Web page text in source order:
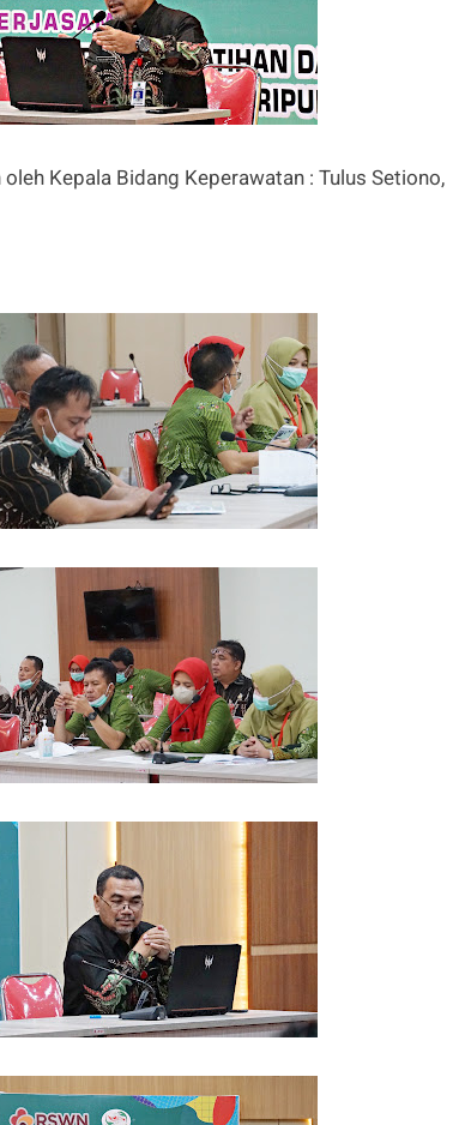
Kepala Bidang Keperawatan : Tulus Setiono,